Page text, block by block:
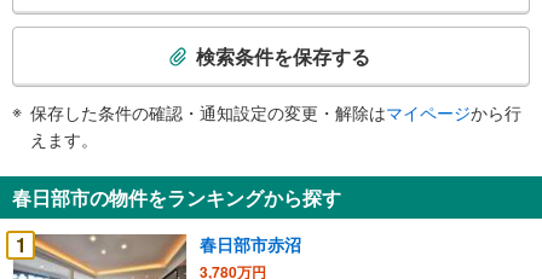
検
知
を
受
け
検索条件を保存する
保存した条件の確認・通知設定の変更・解除はマイページから行
えます。
春日部市の物件をランキングから探す
1
春日部市赤沼
3,780万円